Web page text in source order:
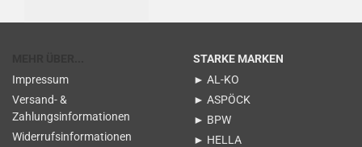
Impressum
Versand- &
Zahlungsinformationen
Widerrufsinformationen
STARKE MARKEN
► AL-KO
► ASPÖCK
► BPW
► HELLA